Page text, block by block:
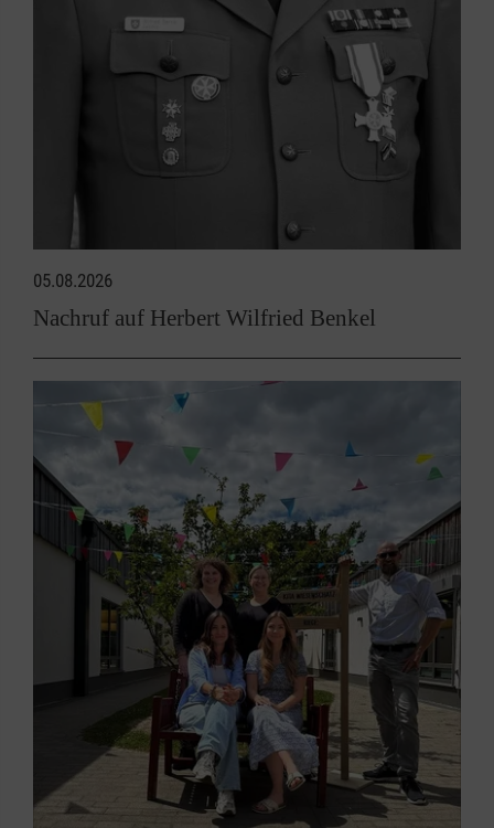
05.08.2026
Nachruf auf Herbert Wilfried Benkel